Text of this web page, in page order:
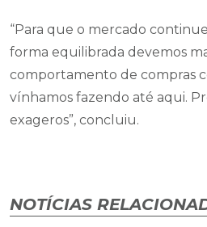
“Para que o mercado
forma equilibrada devemos
comportamento de compras
vínhamos fazendo até aqui.
exageros”, concluiu.
NOTÍCIAS